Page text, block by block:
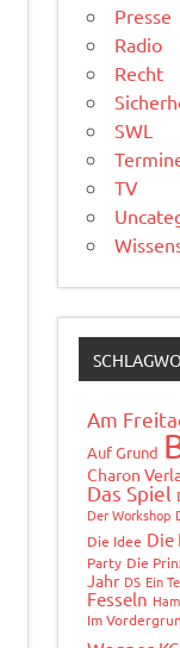
Presse
Radio
Recht
SWL
TV
Am
Auf Grund
Charon
Das Spiel
Der Workshop
Die Idee Die
Party Die
Jahr DS Ein
Fesseln
Im